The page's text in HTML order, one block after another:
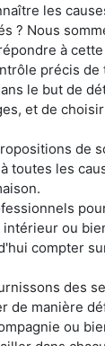
les
? Nous
à
précis
le but de
et de
de
toutes les
ou
compter
des
de manière
ou